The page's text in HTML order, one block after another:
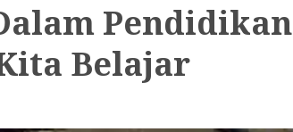
Pendidikan
Belajar